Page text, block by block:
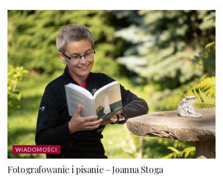
WIADOMOŚCI
Fotografowanie i pisanie – Joanna Stoga